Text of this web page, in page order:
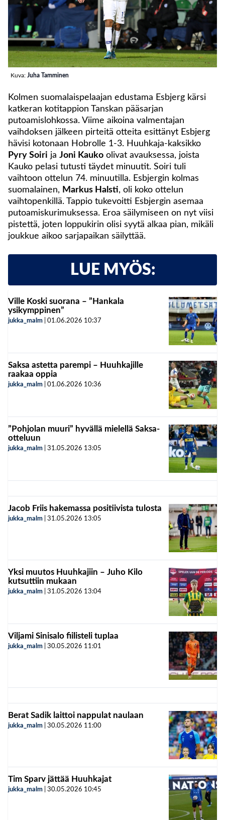
Kuva: Juha Tamminen
Kolmen suomalaispelaajan edustama Esbjerg kärsi
katkeran kotitappion Tanskan pääsarjan
putoamislohkossa. Viime aikoina valmentajan
vaihdoksen jälkeen pirteitä otteita esittänyt Esbjerg
hävisi kotonaan Hobrolle 1-3. Huuhkaja-kaksikko
Pyry Soiri ja Joni Kauko olivat avauksessa, joista
Kauko pelasi tutusti täydet minuutit. Soiri tuli
vaihtoon ottelun 74. minuutilla. Esbjergin kolmas
suomalainen, Markus Halsti, oli koko ottelun
vaihtopenkillä. Tappio tukevoitti Esbjergin asemaa
putoamiskurimuksessa. Eroa säilymiseen on nyt viisi
pistettä, joten loppukirin olisi syytä alkaa pian, mikäli
joukkue aikoo sarjapaikan säilyttää.
LUE MYÖS:
Ville Koski suorana – ”Hankala
ysikymppinen”
jukka_malm 01.06.2026 10:37
Saksa astetta parempi – Huuhkajille
raakaa oppia
jukka_malm 01.06.2026 10:36
”Pohjolan muuri” hyvällä mielellä Saksa-
otteluun
jukka_malm 31.05.2026 13:05
Jacob Friis hakemassa positiivista tulosta
jukka_malm 31.05.2026 13:05
Yksi muutos Huuhkajiin – Juho Kilo
kutsuttiin mukaan
jukka_malm 31.05.2026 13:04
Viljami Sinisalo fiilisteli tuplaa
jukka_malm 30.05.2026 11:01
Berat Sadik laittoi nappulat naulaan
jukka_malm 30.05.2026 11:00
Tim Sparv jättää Huuhkajat
jukka_malm 30.05.2026 10:45